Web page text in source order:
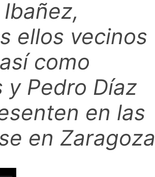
ellos vecinos
como
y Pedro Díaz
en las
en Zaragoza